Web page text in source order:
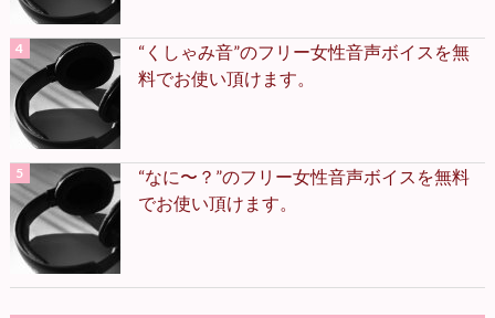
“くしゃみ音”のフリー女性音声ボイスを無
料でお使い頂けます。
“なに〜？”のフリー女性音声ボイスを無料
でお使い頂けます。